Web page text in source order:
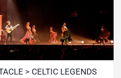
> CELTIC LEGENDS